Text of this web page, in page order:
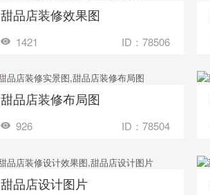
收藏 装修成这样要花多少钱？
甜品店装修效果图
1421 ID：78506
收藏 装修成这样要花多少钱？
甜品店装修布局图
926 ID：78504
收藏 装修成这样要花多少钱？
甜品店设计图片